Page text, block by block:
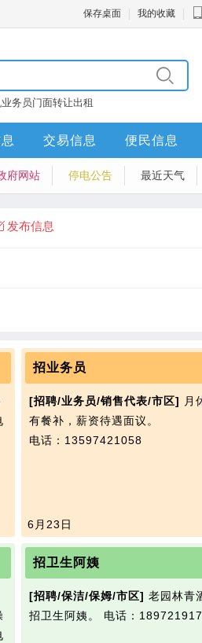
保存桌面 我的收藏
务员门面转让出租
交易信息 便民信息
府网站 停电公告 最近天气
发布信息
招业务员
[招聘/业务员/销售代表/市区]
月
有餐补，薪资待遇面议。
电话：13597421058
6月23日
招卫生阿姨
[招聘/保洁/保姆/市区] 老园林青
招卫生阿姨。 电话：